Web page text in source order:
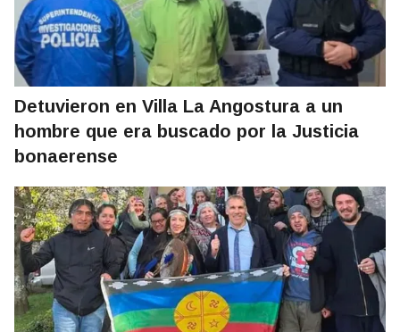
Detuvieron en Villa La Angostura a un
hombre que era buscado por la Justicia
bonaerense